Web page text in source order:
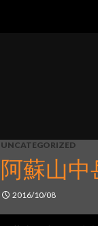
UNCATEGORIZED
阿蘇山中
2016/10/08